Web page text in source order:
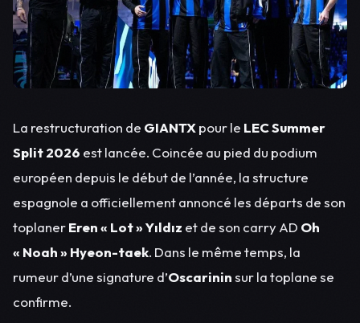
La restructuration de GIANTXpour le LEC Summer
Split 2026 est lancée. Coincée au pied du podium
européen depuis le début de l’année, la structure
espagnole a officiellement annoncé les départs de son
toplanerEren « Lot » Yıldız et de son carry AD Oh
« Noah » Hyeon-taek. Dans le même temps, la
rumeur d’une signature d’Oscarininsur la toplane se
confirme.